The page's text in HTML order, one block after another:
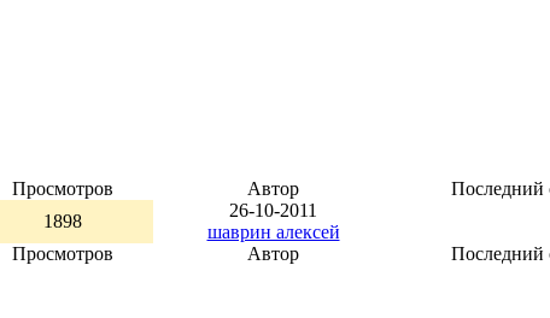
Просмотров Автор
Последний
1898
26-10-2011
шаврин алексей
Просмотров Автор Последний